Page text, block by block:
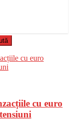
cu euro